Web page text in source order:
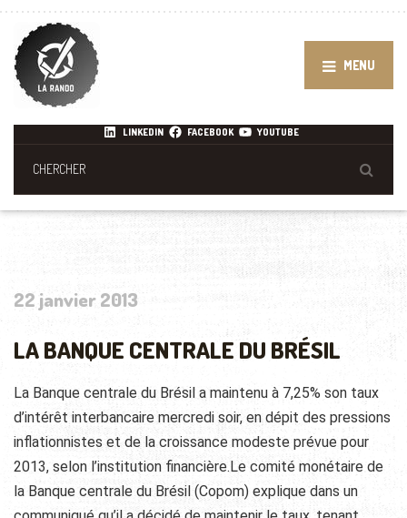
MENU
LINKEDIN FACEBOOK YOUTUBE
22 janvier 2013
LA BANQUE CENTRALE DU BRÉSIL
La Banque centrale du Brésil a maintenu à 7,25% son taux
d’intérêt interbancaire mercredi soir, en dépit des pressions
inflationnistes et de la croissance modeste prévue pour
2013, selon l’institution financière.Le comité monétaire de
la Banque centrale du Brésil (Copom) explique dans un